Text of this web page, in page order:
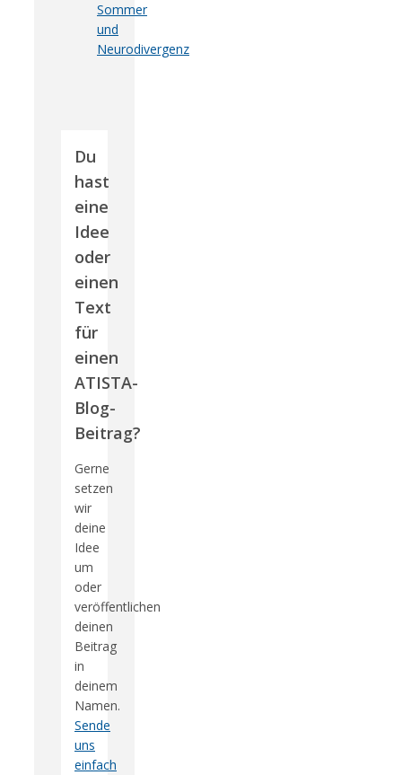
Sommer
und
Neurodivergenz
Du
hast
eine
Idee
oder
einen
Text
für
einen
ATISTA-
Blog-
Beitrag?
Gerne
setzen
wir
deine
Idee
um
oder
veröffentlichen
deinen
Beitrag
in
deinem
Namen.
Sende
uns
einfach